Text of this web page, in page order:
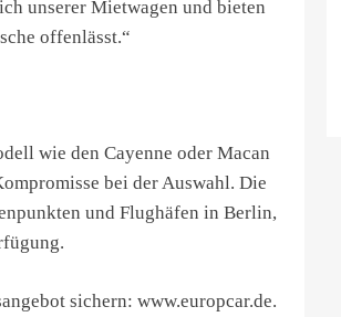
unserer Mietwagen und bieten
offenlässt.“
wie den Cayenne oder Macan
bei der Auswahl. Die
und Flughäfen in Berlin,
sichern: www.europcar.de.